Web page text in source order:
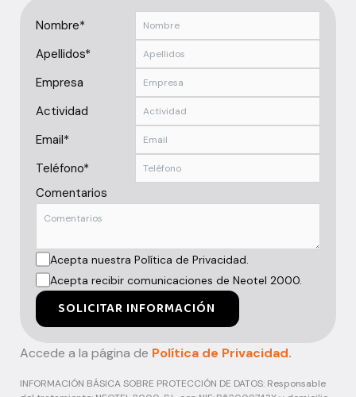
Nombre*
Apellidos*
Empresa
Actividad
Email*
Teléfono*
Comentarios
Acepta nuestra Política de Privacidad.
Acepta recibir comunicaciones de Neotel 2000.
SOLICITAR INFORMACIÓN
Accede a la página de Política de Privacidad.
INFORMACIÓN BÁSICA SOBRE PROTECCIÓN DE DATOS: Responsable